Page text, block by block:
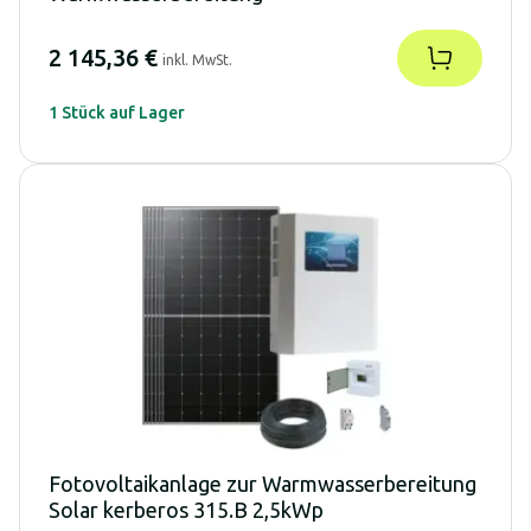
2 145,36 € inkl. MwSt.
1 Stück auf Lager
Fotovoltaikanlage zur Warmwasserbereitung
Solar kerberos 315.B 2,5kWp